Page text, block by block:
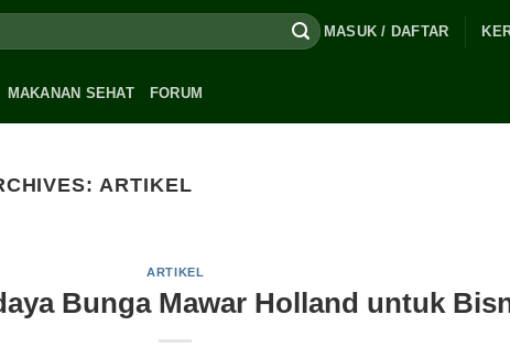
MASUK / DAFTAR
MAKANAN SEHAT FORUM
ARTIKEL
ARTIKEL
Bunga Mawar Holland untuk